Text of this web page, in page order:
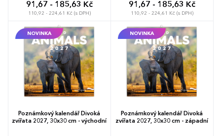
91,67 - 185,63 Kč
110,92 - 224,61 Kč (s DPH)
91,67 - 185,63 Kč
110,92 - 224,61 Kč (s DPH)
NOVINKA
Poznámkový kalendář Divoká
zvířata 2027, 30x30 cm - východní
NOVINKA
Poznámkový kalendář Divoká
zvířata 2027, 30x30 cm - západní